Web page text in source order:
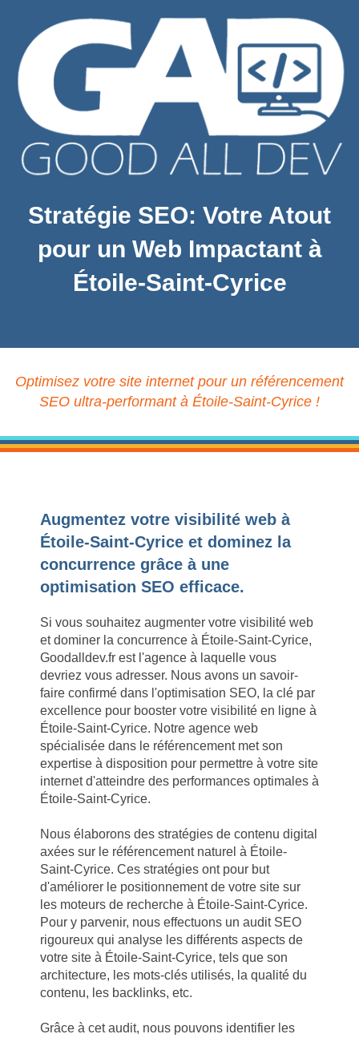
Stratégie SEO: Votre Atout
pour un Web Impactant à
Étoile-Saint-Cyrice
Optimisez votre site internet pour un référencement
SEO ultra-performant à Étoile-Saint-Cyrice !
Augmentez votre visibilité web à
Étoile-Saint-Cyrice et dominez la
concurrence grâce à une
optimisation SEO efficace.
Si vous souhaitez augmenter votre visibilité web
et dominer la concurrence à Étoile-Saint-Cyrice,
Goodalldev.fr est l'agence à laquelle vous
devriez vous adresser. Nous avons un savoir-
faire confirmé dans l'optimisation SEO, la clé par
excellence pour booster votre visibilité en ligne à
Étoile-Saint-Cyrice. Notre agence web
spécialisée dans le référencement met son
expertise à disposition pour permettre à votre site
internet d'atteindre des performances optimales à
Étoile-Saint-Cyrice.
Nous élaborons des stratégies de contenu digital
axées sur le référencement naturel à Étoile-
Saint-Cyrice. Ces stratégies ont pour but
d'améliorer le positionnement de votre site sur
les moteurs de recherche à Étoile-Saint-Cyrice.
Pour y parvenir, nous effectuons un audit SEO
rigoureux qui analyse les différents aspects de
votre site à Étoile-Saint-Cyrice, tels que son
architecture, les mots-clés utilisés, la qualité du
contenu, les backlinks, etc.
Grâce à cet audit, nous pouvons identifier les